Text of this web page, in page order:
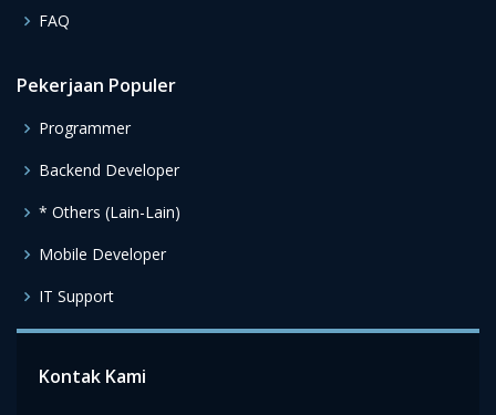
FAQ
Pekerjaan Populer
Programmer
Backend Developer
* Others (Lain-Lain)
Mobile Developer
IT Support
Kontak Kami